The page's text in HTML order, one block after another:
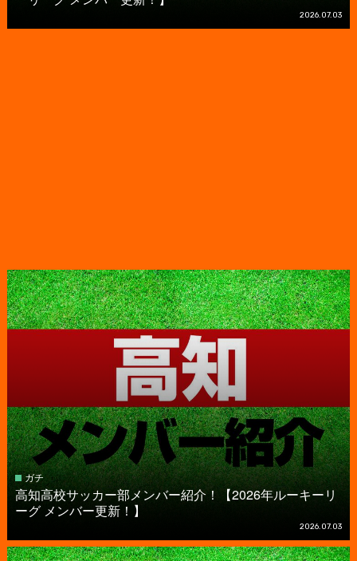
2026.07.03
ガチ
高知高校サッカー部メンバー紹介！【2026年ルーキーリ
ーグ メンバー更新！】
2026.07.03